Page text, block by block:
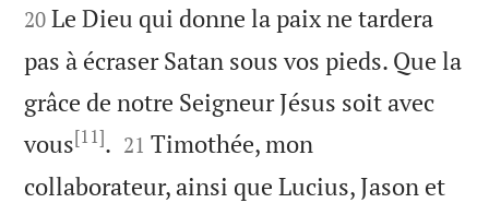
20 Le Dieu qui donne la paix ne tardera
pas à écraser Satan sous vos pieds. Que la
grâce de notre Seigneur Jésus soit avec
vous[11]. 

21 Timothée, mon
collaborateur, ainsi que Lucius, Jason et